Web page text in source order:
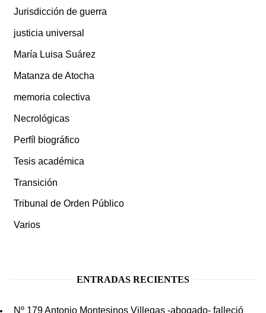
Jurisdicción de guerra
justicia universal
María Luisa Suárez
Matanza de Atocha
memoria colectiva
Necrológicas
Perfíl biográfico
Tesis académica
Transición
Tribunal de Orden Público
Varios
ENTRADAS RECIENTES
Nº 179 Antonio Montesinos Villegas -abogado- falleció